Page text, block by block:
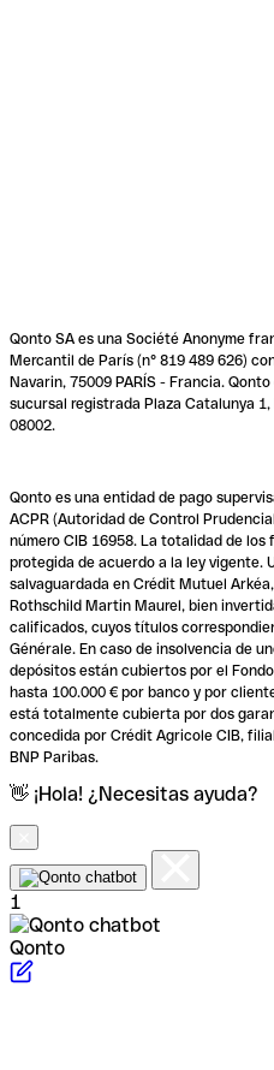
Qonto SA es una Société Anonyme
Mercantil de París (n° 819 489 626)
Navarin, 75009 PARÍS - Francia.
sucursal registrada Plaza Catalunya
08002.
Qonto es una entidad de pago
ACPR (Autoridad de Control
número CIB 16958. La totalidad de
protegida de acuerdo a la ley vigente.
salvaguardada en Crédit Mutuel
Rothschild Martin Maurel, bien
calificados, cuyos títulos
Générale. En caso de insolvencia de
depósitos están cubiertos por el
hasta 100.000 € por banco y por
está totalmente cubierta por dos
concedida por Crédit Agricole CIB,
BNP Paribas.
👋 ¡Hola! ¿Necesitas ayuda?
1
Qonto